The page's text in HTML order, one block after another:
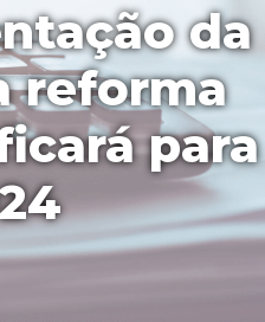
da
reforma
para